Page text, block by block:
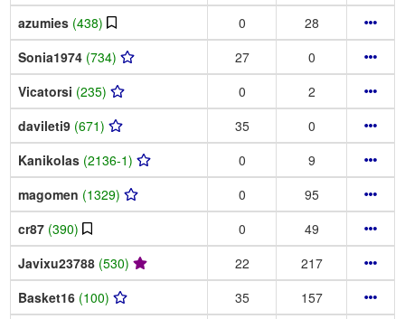
azumies (438) 0
28
Sonia1974 (734) 27
0
Vicatorsi (235) 0
2
davileti9 (671) 35
0
Kanikolas (2136-1) 0
9
magomen (1329) 0
95
cr87 (390) 0
49
Javixu23788 (530) 22
217
Basket16 (100) 35 157